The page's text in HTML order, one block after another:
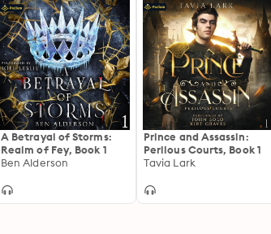
A Betrayal of Storms:
Realm of Fey, Book 1
Ben Alderson
Prince and Assassin:
Perilous Courts, Book 1
Tavia Lark